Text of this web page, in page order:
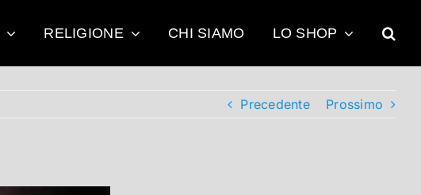
RELIGIONE CHI SIAMO LO SHOP
Precedente Prossimo